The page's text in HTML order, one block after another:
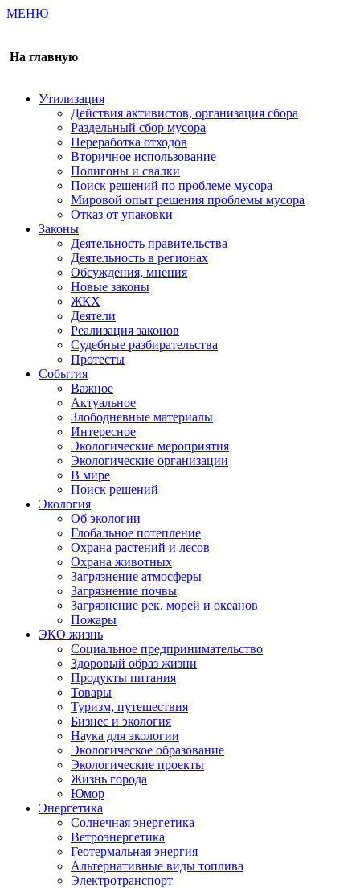
МЕНЮ
На главную
Утилизация
Действия активистов, организация сбора
Раздельный сбор мусора
Переработка отходов
Вторичное использование
Полигоны и свалки
Поиск решений по проблеме мусора
Мировой опыт решения проблемы мусора
Отказ от упаковки
Законы
Деятельность правительства
Деятельность в регионах
Обсуждения, мнения
Новые законы
ЖКХ
Деятели
Реализация законов
Судебные разбирательства
Протесты
События
Важное
Актуальное
Злободневные материалы
Интересное
Экологические мероприятия
Экологические организации
В мире
Поиск решений
Экология
Об экологии
Глобальное потепление
Охрана растений и лесов
Охрана животных
Загрязнение атмосферы
Загрязнение почвы
Загрязнение рек, морей и океанов
Пожары
ЭКО жизнь
Социальное предпринимательство
Здоровый образ жизни
Продукты питания
Товары
Туризм, путешествия
Бизнес и экология
Наука для экологии
Экологическое образование
Экологические проекты
Жизнь города
Юмор
Энергетика
Солнечная энергетика
Ветроэнергетика
Геотермальная энергия
Альтернативные виды топлива
Электротранспорт